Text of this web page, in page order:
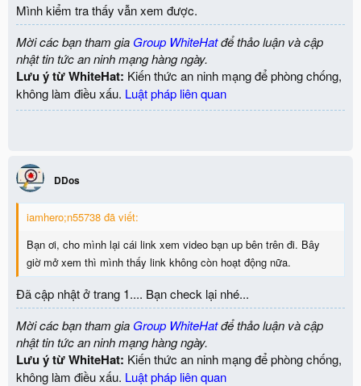
Mình kiểm tra thấy vẫn xem được.
Mời các bạn tham gia Group WhiteHatđể thảo luận và cập
nhật tin tức an ninh mạng hàng ngày.
Lưu ý từ WhiteHat: Kiến thức an ninh mạng để phòng chống,
không làm điều xấu. Luật pháp liên quan
DDos
iamhero;n55738 đã viết:
Bạn ơi, cho mình lại cái link xem video bạn up bên trên đi. Bây
giờ mở xem thì mình thấy link không còn hoạt động nữa.
Đã cập nhật ở trang 1.... Bạn check lại nhé...
Mời các bạn tham gia Group WhiteHatđể thảo luận và cập
nhật tin tức an ninh mạng hàng ngày.
Lưu ý từ WhiteHat: Kiến thức an ninh mạng để phòng chống,
không làm điều xấu. Luật pháp liên quan